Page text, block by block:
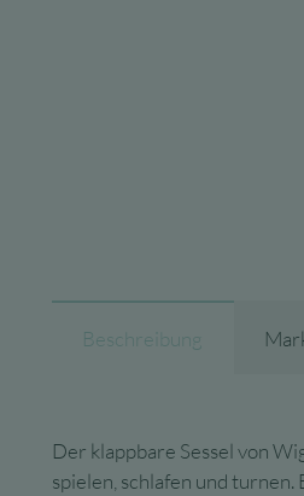
Beschreibung
Der klappbare Sessel von
spielen, schlafen und